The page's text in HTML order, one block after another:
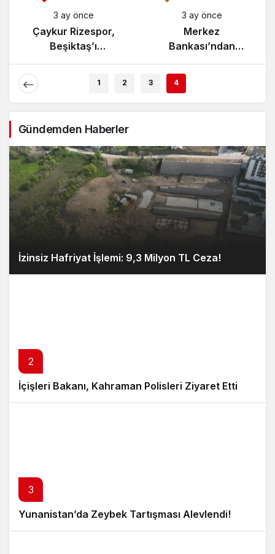
3 ay önce
Yunanistan’da
Zeybek Tartışması
Alevlendi!
3 ay önce
Çaykur Rizespor,
Beşiktaş’ı
Ağırlıyor!
1 2 3 4
Gündemden Haberler
İzinsiz Hafriyat İşlemi: 9,3 Milyon TL Ceza!
2
İçişleri Bakanı, Kahraman Polisleri Ziyaret Etti
3
Yunanistan’da Zeybek Tartışması Alevlendi!